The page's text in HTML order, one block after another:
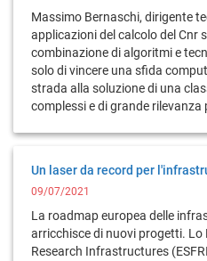
Massimo Bernaschi, dirigente
applicazioni del calcolo del Cnr
combinazione di algoritmi e
solo di vincere una sfida
strada alla soluzione di una
complessi e di grande rilevanza
Un laser da record per
09/07/2021
La roadmap europea delle
arricchisce di nuovi progetti.
Research Infrastructures